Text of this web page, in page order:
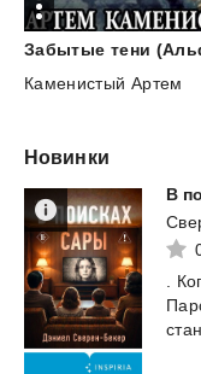
Забытые тени
Каменистый Артем
Новинки
В
.